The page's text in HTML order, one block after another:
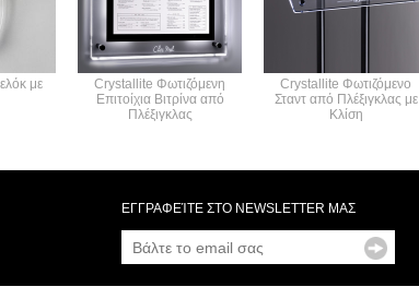
με
Crystallite Φωτιζόμενη
Επιτοίχια Βιτρίνα από
Πλέξιγκλας
Crystallite Φωτιζόμενο
Σταντ από Πλέξιγκλας με
Κλίση
ΕΓΓΡΑΦΕΊΤΕ ΣΤΟ NEWSLETTER ΜΑΣ